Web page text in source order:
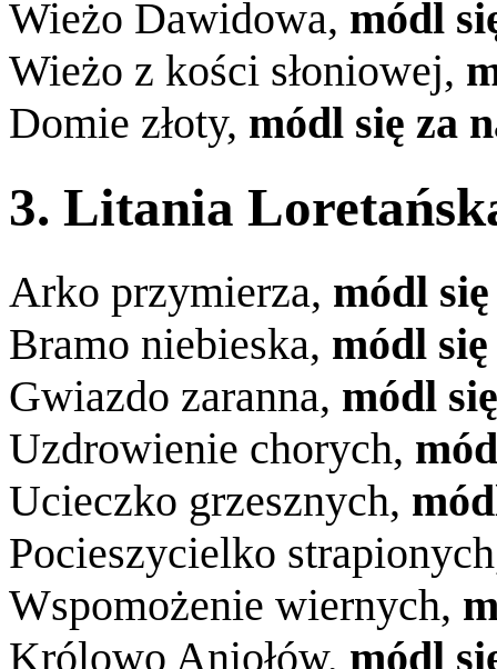
Wieżo Dawidowa, módl
Wieżo z kości słoniowej,
Domie złoty, módl się za
3. Litania
Arko przymierza, módl
Bramo niebieska, módl
Gwiazdo zaranna, módl
Uzdrowienie chorych,
Ucieczko grzesznych,
Pocieszycielko
Wspomożenie wiernych,
Królowo Aniołów, módl